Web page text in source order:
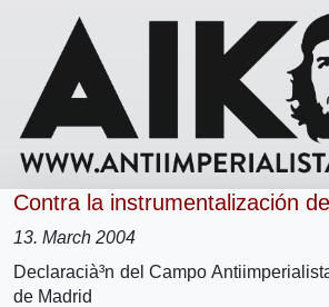
Contra la instrumentalización
13. March 2004
Declaracià³n del Campo
de Madrid